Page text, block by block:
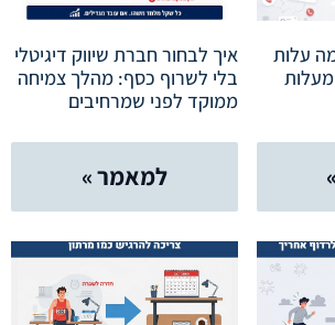
עלות
איך לבחור חברת שיווק דיגיטלי
בלי לשרוף כסף: מהלך צמיחה
ממוקד לפני שמרחיבים
למאמר »